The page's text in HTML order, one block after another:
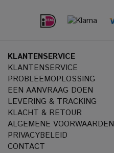
KLANTENSERVICE
KLANTENSERVICE
PROBLEEMOPLOSSING
EEN AANVRAAG DOEN
LEVERING & TRACKING
KLACHT & RETOUR
ALGEMENE VOORWAARDEN
PRIVACYBELEID
CONTACT